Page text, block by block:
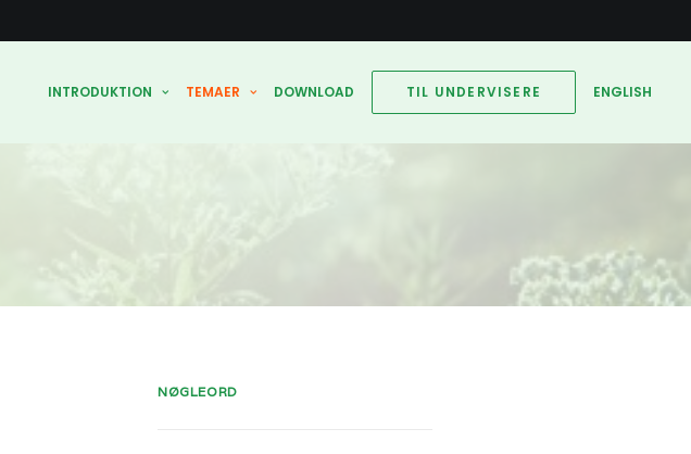
INTRODUKTION TEMAER DOWNLOAD TIL UNDERVISERE ENGLISH
NØGLEORD